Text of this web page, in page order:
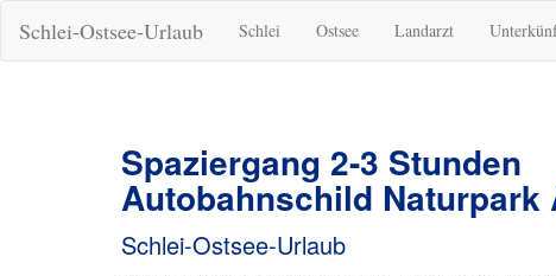
Schlei-Ostsee-Urlaub Schlei Ostsee Landarzt
Spaziergang 2-3 Stunden
Autobahnschild Naturpark
Schlei-Ostsee-Urlaub